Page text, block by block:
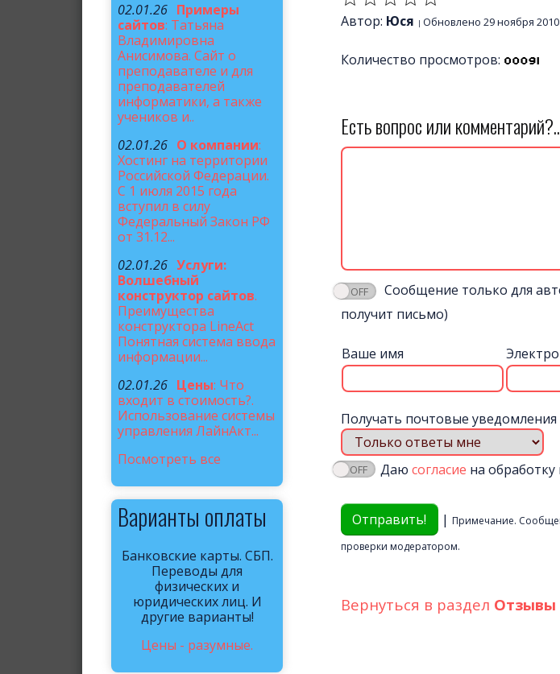
02.01.26 Примеры
сайтов: Татьяна
Владимировна
Анисимова. Сайт о
преподавателе и для
преподавателей
информатики, а также
учеников и..
02.01.26 О компании:
Хостинг на территории
Российской Федерации.
С 1 июля 2015 года
вступил в силу
Федеральный Закон РФ
от 31.12...
02.01.26 Услуги:
Волшебный
конструктор сайтов.
Преимущества
конструктора LineAct
Понятная система ввода
информации...
02.01.26 Цены: Что
входит в стоимость?.
Использование системы
управления ЛайнАкт...
Посмотреть все
Варианты оплаты
Банковские карты. СБП.
Переводы для
физических и
юридических лиц. И
другие варианты!
Цены - разумные.
Автор: Юся Обновлено 29 ноября 2010
Количество просмотров:
Есть вопрос или комментарий?..
Сообщение только для
получит письмо)
Ваше имя
Получать почтовые уведомления
Даю согласие на
| Примечание.
проверки модератором.
Вернуться в раздел Отзывы